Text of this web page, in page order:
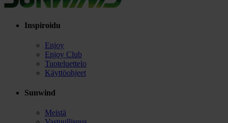
Inspiroidu
Enjoy
Enjoy Club
Tuoteluettelo
Käyttöohjeet
Sunwind
Meistä